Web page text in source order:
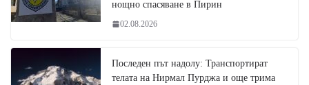
нощно спасяване в Пирин
02.08.2026
Последен път надолу: Транспортират
телата на Нирмал Пурджа и още трима